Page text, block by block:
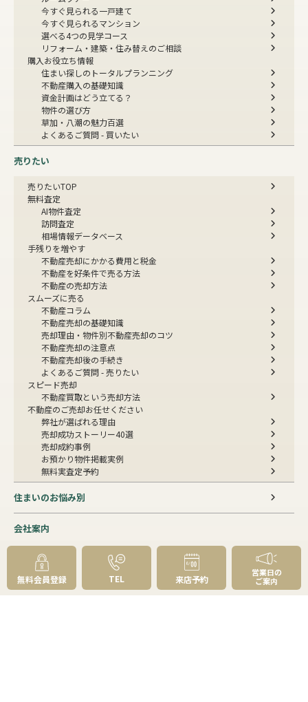
今すぐ見られる一戸建て
今すぐ見られるマンション
選べる4つの見学コース
リフォーム・建築・住み替えのご相談
購入お役立ち情報
住まい探しのトータルプランニング
不動産購入の基礎知識
資金計画はどう立てる？
物件の選び方
草加・八潮の魅力百選
よくあるご質問 - 買いたい
売りたい
売りたいTOP
無料査定
AI物件査定
訪問査定
相場情報データベース
手残りを増やす
不動産売却にかかる費用と税金
不動産を好条件で売る方法
不動産の売却方法
スムーズに売る
不動産コラム
不動産売却の基礎知識
売却理由・物件別不動産売却のコツ
不動産売却の注意点
不動産売却後の手続き
よくあるご質問 - 売りたい
スピード売却
不動産買取という売却方法
不動産のご売却お任せください
弊社が選ばれる理由
売却成功ストーリー40選
売却成約事例
お預かり物件掲載実例
無料実査定予約
住まいのお悩み別
会社案内
会社案内TOP
私たちについて
アクセス
受賞歴
無料会員登録 TEL 来店予約
営業日の
ご案内